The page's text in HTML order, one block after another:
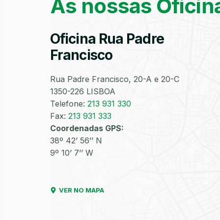
As nossas
Oficina Rua Padre
Francisco
Rua Padre Francisco, 20-A e 20-C
1350-226 LISBOA
Telefone: 213 931 330
Fax: 213 931 333
Coordenadas GPS:
38º 42’ 56’’ N
9º 10’ 7’’ W
VER NO MAPA